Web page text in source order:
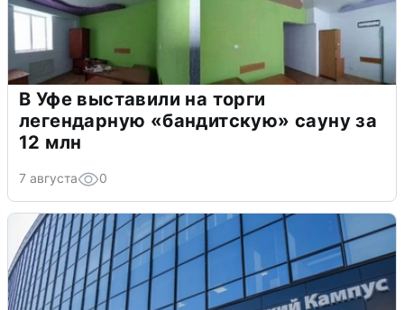
В Уфе выставили на торги
легендарную «бандитскую» сауну за
12 млн
7 августа 0